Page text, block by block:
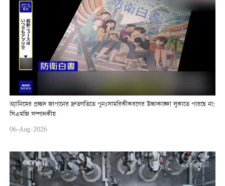
অ্যানিমের প্রচ্ছদ জাপানের দ্রুতগতিতে পুনঃসামরিকীকরণের উচ্চাকাঙ্ক্ষা লুকাতে পারছে না:
সিএমজি সম্পাদকীয়
06-Aug-2026